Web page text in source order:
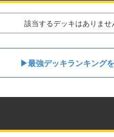
該当するデッキはありませ
▶︎最強デッキランキング